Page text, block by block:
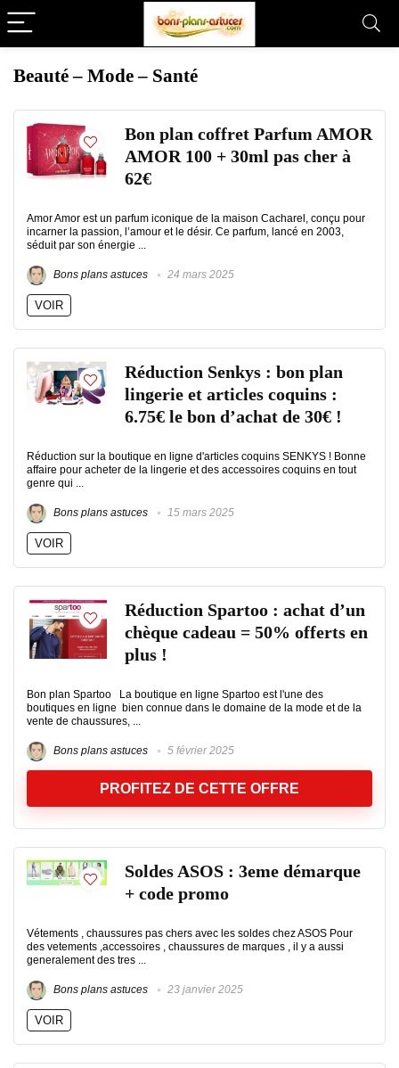
Beauté – Mode – Santé
Bon plan coffret Parfum AMOR
AMOR 100 + 30ml pas cher à
62€
Amor Amor est un parfum iconique de la maison Cacharel, conçu pour
incarner la passion, l’amour et le désir. Ce parfum, lancé en 2003,
séduit par son énergie ...
Bons plans astuces 24 mars 2025
VOIR
Réduction Senkys : bon plan
lingerie et articles coquins :
6.75€ le bon d’achat de 30€ !
Réduction sur la boutique en ligne d'articles coquins SENKYS ! Bonne
affaire pour acheter de la lingerie et des accessoires coquins en tout
genre qui ...
Bons plans astuces 15 mars 2025
VOIR
Réduction Spartoo : achat d’un
chèque cadeau = 50% offerts en
plus !
Bon plan Spartoo La boutique en ligne Spartoo est l'une des
boutiques en ligne bien connue dans le domaine de la mode et de la
vente de chaussures, ...
Bons plans astuces 5 février 2025
PROFITEZ DE CETTE OFFRE
Soldes ASOS : 3eme démarque
+ code promo
Vétements , chaussures pas chers avec les soldes chez ASOS Pour
des vetements ,accessoires , chaussures de marques , il y a aussi
generalement des tres ...
Bons plans astuces 23 janvier 2025
VOIR